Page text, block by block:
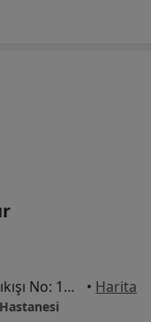
Tem Avrupa Otoyolu Göztepe Çıkışı No: 1Bağcılar, İstanbul • Harita